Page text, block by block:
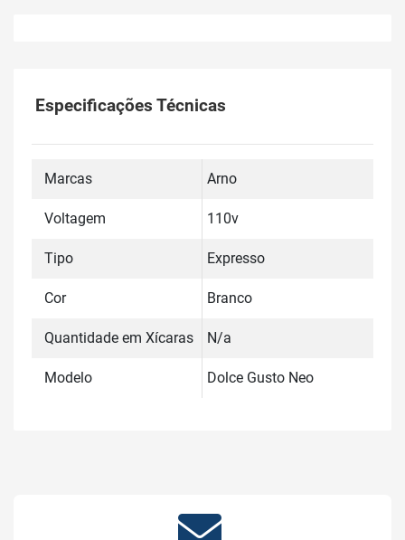
Especificações Técnicas
Marcas Arno
Voltagem 110v
Tipo Expresso
Cor Branco
Quantidade em Xícaras N/a
Modelo Dolce Gusto Neo